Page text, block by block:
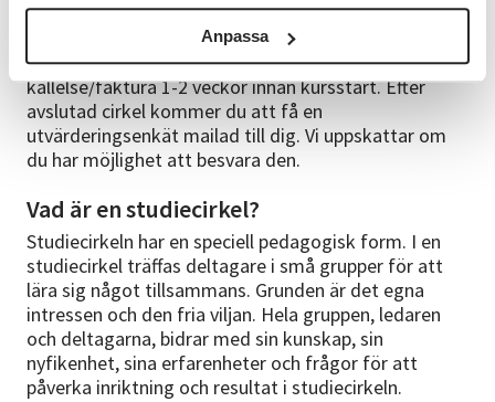
Anpassa
skickar någon bekräftelse på anmälan via e-post
direkt efter anmälan, annat än det autosvar du får
om att din anmälan är skickad. Vi skickar
kallelse/faktura 1-2 veckor innan kursstart. Efter
avslutad cirkel kommer du att få en
utvärderingsenkät mailad till dig. Vi uppskattar om
du har möjlighet att besvara den.
Vad är en studiecirkel?
Studiecirkeln har en speciell pedagogisk form. I en
studiecirkel träffas deltagare i små grupper för att
lära sig något tillsammans. Grunden är det egna
intressen och den fria viljan. Hela gruppen, ledaren
och deltagarna, bidrar med sin kunskap, sin
nyfikenhet, sina erfarenheter och frågor för att
påverka inriktning och resultat i studiecirkeln.